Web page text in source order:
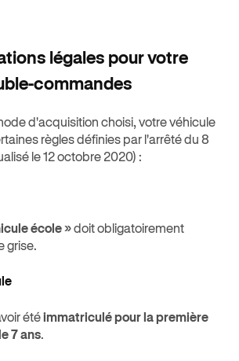
légales pour votre
commandes
d'acquisition choisi, votre véhicule
règles définies par l'arrêté du 8
le 12 octobre 2020) :
école »doit obligatoirement
grise.
étéimmatriculé pour la première
7 ans